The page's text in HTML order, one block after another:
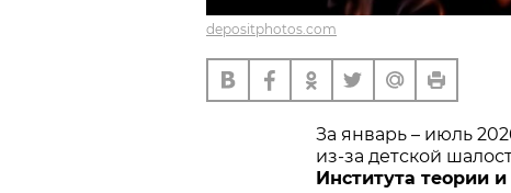
depositphotos.com
За январь – июль
из-за детской
Института теории